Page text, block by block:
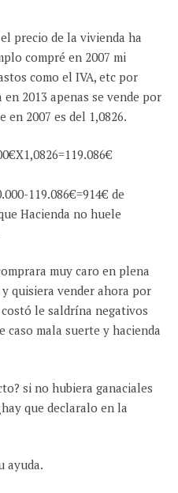
precio de la vivienda ha
compré en 2007 mi
como el IVA, etc por
en 2013 apenas se vende por
en 2007 es del 1,0826.
119.086€=914€ de
Hacienda no huele
muy caro en plena
quisiera vender ahora por
le saldrína negativos
caso mala suerte y hacienda
si no hubiera ganaciales
que declaralo en la
ayuda.